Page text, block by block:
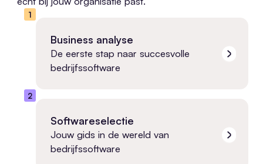
1
Business analyse
De eerste stap naar succesvolle
bedrijfssoftware
2
Softwareselectie
Jouw gids in de wereld van
bedrijfssoftware